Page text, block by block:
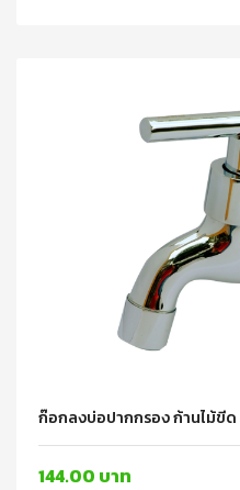
ก๊อกลงบ่อปากกรอง ก้านไม้ขีด
144.00 บาท